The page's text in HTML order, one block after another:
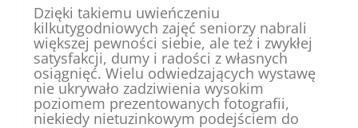
Dzięki takiemu uwieńczeniu
kilkutygodniowych zajęć seniorzy nabrali
większej pewności siebie, ale też i zwykłej
satysfakcji, dumy i radości z własnych
osiągnięć. Wielu odwiedzających wystawę
nie ukrywało zadziwienia wysokim
poziomem prezentowanych fotografii,
niekiedy nietuzinkowym podejściem do